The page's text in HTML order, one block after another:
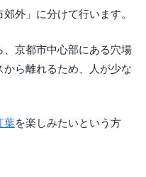
外」に分けて行います。
京都市中心部にある穴場
ら離れるため、人が少な
葉を楽しみたいという方